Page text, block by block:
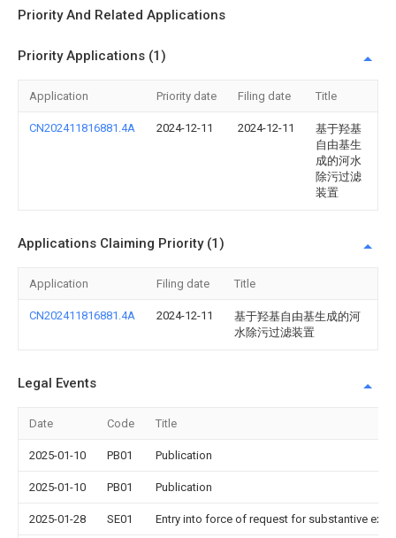
Priority And Related Applications
Priority Applications (1)
Application Priority date Filing date Title
CN202411816881.4A 2024-12-11 2024-12-11
基于羟基
自由基生
成的河水
除污过滤
装置
Applications Claiming Priority (1)
Application Filing date Title
CN202411816881.4A 2024-12-11
基于羟基自由基生成的河
水除污过滤装置
Legal Events
Date Code Title
2025-01-10 PB01 Publication
2025-01-10 PB01 Publication
2025-01-28 SE01 Entry into force of request for substantive